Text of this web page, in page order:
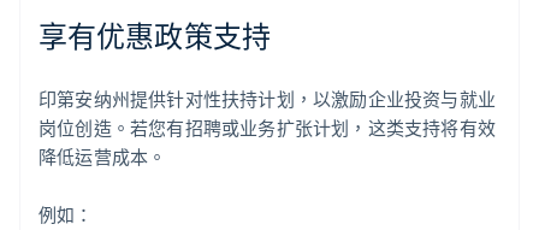
享有优惠政策支持
印第安纳州提供针对性扶持计划，以激励企业投资与就业
岗位创造。若您有招聘或业务扩张计划，这类支持将有效
降低运营成本。
例如：